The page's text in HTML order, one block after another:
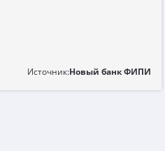
Источник:Новый банк ФИПИ